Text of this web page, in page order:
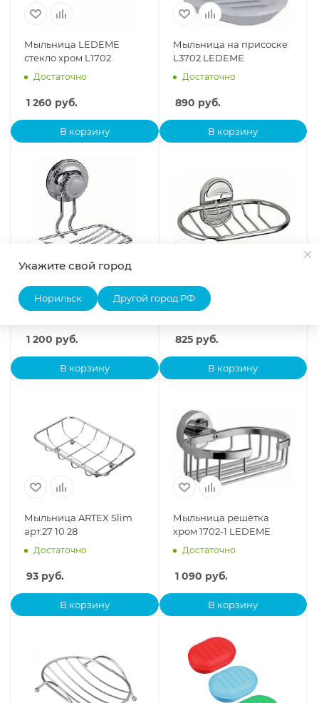
Мыльница LEDEME
стекло хром L1702
Достаточно
1 260 руб.
В корзину
Мыльница на присоске
L3702 LEDEME
Достаточно
890 руб.
В корзину
L3702-1 LEDEME
Достаточно
1 200 руб.
В корзину
(L1902-1) LEDEME
Мало
825руб.
В корзину
Мыльница ARTEX Slim
арт.27 10 28
Достаточно
93 руб.
В корзину
Мыльница решётка
хром 1702-1 LEDEME
Достаточно
1 090 руб.
В корзину
Укажите свой город
Норильск Другой город РФ